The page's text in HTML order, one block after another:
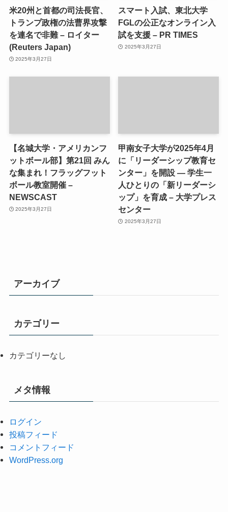
米20州と首都の司法長官、
トランプ政権の法曹界攻撃
を連名で非難 – ロイター
(Reuters Japan)
2025年3月27日
スマート入試、東北大学
FGLの公正なオンライン入
試を支援 – PR TIMES
2025年3月27日
【名城大学・アメリカンフ
ットボール部】第21回 みん
な集まれ！フラッグフット
ボール教室開催 –
NEWSCAST
2025年3月27日
甲南女子大学が2025年4月
に「リーダーシップ教育セ
ンター」を開設 ― 学生一
人ひとりの「新リーダーシ
ップ」を育成 – 大学プレス
センター
2025年3月27日
アーカイブ
カテゴリー
カテゴリーなし
メタ情報
ログイン
投稿フィード
コメントフィード
WordPress.org